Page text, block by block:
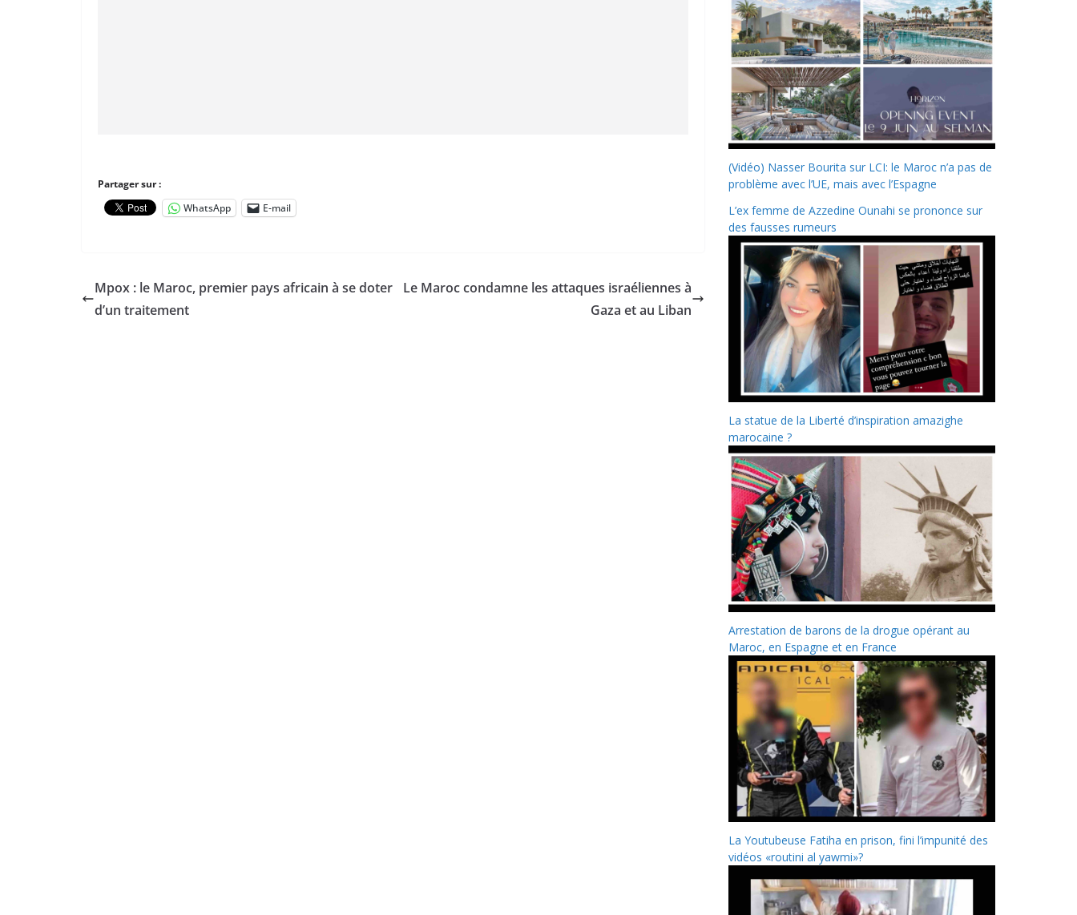
Partager sur :
WhatsApp
E-mail
Mpox : le Maroc, premier pays africain à se doter
d’un traitement
Le Maroc condamne les attaques israéliennes à
Gaza et au Liban
(Vidéo) Nasser Bourita sur LCI: le Maroc n’a pas de
problème avec l’UE, mais avec l’Espagne
L’ex femme de Azzedine Ounahi se prononce sur
des fausses rumeurs
La statue de la Liberté d’inspiration amazighe
marocaine ?
Arrestation de barons de la drogue opérant au
Maroc, en Espagne et en France
La Youtubeuse Fatiha en prison, fini l’impunité des
vidéos «routini al yawmi»?